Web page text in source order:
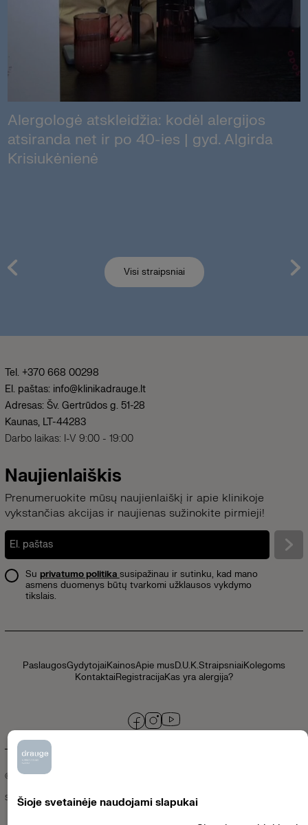
Alergologė atskleidžia: kodėl alergijos
atsiranda net ir po 40-ies | gyd. Algirda
Krisiukėnienė
Visi straipsniai
Tel. +370 668 00298
El. paštas: info@klinikadrauge.lt
Adresas: Šv. Gertrūdos g. 51-28
Kaunas, LT-44283
Darbo laikas: I-V 9:00 - 19:00
Naujienlaiškis
Prenumeruokite mūsų naujienlaiškį ir apie klinikoje
vykstančias akcijas ir naujienas sužinokite pirmieji!
Su privatumo politika susipažinau ir sutinku, kad mano
asmens duomenys būtų tvarkomi užklausos vykdymo
tikslais.
PaslaugosGydytojaiKainosApie musD.U.K.StraipsniaiKolegoms
KontaktaiRegistracijaKas yra alergija?
© 2026 klinikadrauge.lt /
SukūrėŠioje svetainėje naudojami slapukai